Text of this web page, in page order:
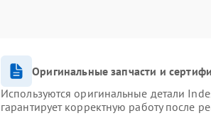
Оригинальные запчасти и
Используются оригинальные детали
гарантирует корректную работу после